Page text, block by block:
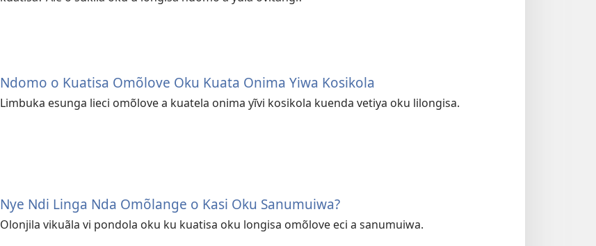
Ndomo o Kuatisa Omõlove Oku Kuata Onima Yiwa Kosikola
Limbuka esunga lieci omõlove a kuatela onima yĩvi kosikola kuenda vetiya oku lilongisa.
Nye Ndi Linga Nda Omõlange o Kasi Oku Sanumuiwa?
Olonjila vikuãla vi pondola oku ku kuatisa oku longisa omõlove eci a sanumuiwa.